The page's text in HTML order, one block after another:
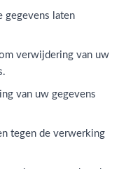
gegevens laten
verwijdering van uw
van uw gegevens
tegen de verwerking